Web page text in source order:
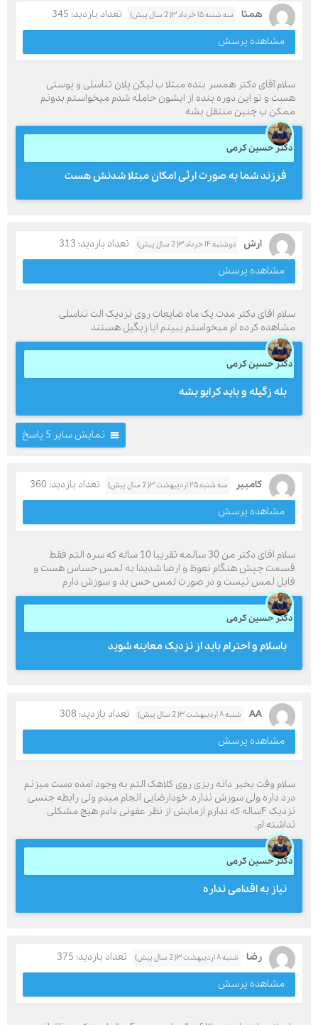
همتا سه شنبه ۱۵ خرداد ۳( 2 سال پیش)
تعداد بازدید: 345
مشاهده پرسش
سلام آقای دکتر همسر بنده مبتلا ب لیکن پلان تناسلی و پوستی
هست و تو این دوره بنده از ایشون حامله شدم میخواستم بدونم
ممکن ب جنین منتقل بشه
دکتر حسین کرمی
فرزند شما به صورت ارثی امکان مبتلا شدنش هست
ارش دوشنبه ۱۴ خرداد ۳( 2 سال پیش)
تعداد بازدید: 313
مشاهده پرسش
سلام اقای دکتر مدت یک ماه ضایعات روی نزدیک الت تناسلی
مشاهده کرده ام میخواستم ببینم ایا زیگیل هستند
دکتر حسین کرمی
بله زگیله و باید کرایو بشه
نمایش سایر 5 پاسخ
کامبیر سه شنبه ۲۵ اردیبهشت ۳( 2 سال پیش)
تعداد بازدید: 360
مشاهده پرسش
سلام اقای دکتر من 30 سالمه تقریبا 10 ساله که سره التم فقط
قسمت چپش هنگام نعوظ و ارضا شدیدا به لمس حساس هست و
قابل لمس نیست و در صورت لمس حس بد و سوزش دارم
دکتر حسین کرمی
باسلام و احترام باید از نزدیک معاینه شوید
AA شنبه ۸ اردیبهشت ۳( 2 سال پیش)
تعداد بازدید: 308
مشاهده پرسش
سلام وقت بخیر دانه ریزی روی کلاهک التم به وجود امده دست میزنم
درد داره ولی سوزش نداره. خودارضایی انجام میدم ولی رابطه جنسی
نزدیک ۴ساله که ندارم ازمایش از نظر عفونی دادم هیچ مشکلی
نداشته ام.
دکتر حسین کرمی
نیاز به اقدامی نداره
رضا شنبه ۸ اردیبهشت ۳( 2 سال پیش)
تعداد بازدید: 375
مشاهده پرسش